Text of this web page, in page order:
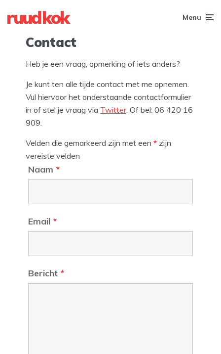
Menu
Contact
Heb je een vraag, opmerking of iets anders?
Je kunt ten alle tijde contact met me opnemen.
Vul hiervoor het onderstaande contactformulier
in of stel je vraag via Twitter. Of bel: 06 420 16
909.
Velden die gemarkeerd zijn met een * zijn
vereiste velden
Naam *
Email *
Bericht *